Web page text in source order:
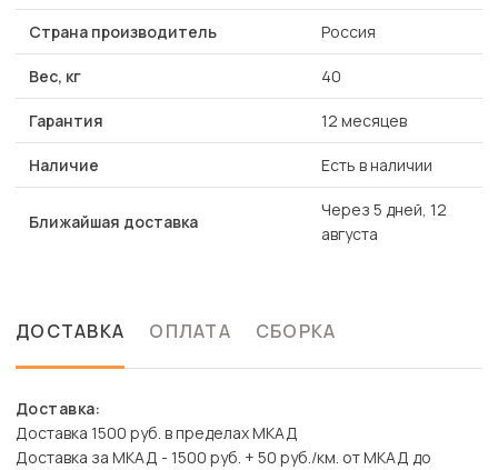
Страна производитель Россия
Вес, кг 40
Гарантия 12 месяцев
Наличие Есть в наличии
Ближайшая доставка
Через 5 дней, 12
августа
ДОСТАВКА ОПЛАТА СБОРКА
Доставка:
Доставка 1500 руб. в пределах МКАД
Доставка за МКАД - 1500 руб. + 50 руб./км. от МКАД до